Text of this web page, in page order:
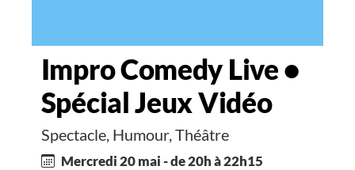
Impro Comedy Live •
Spécial Jeux Vidéo
Spectacle, Humour, Théâtre
Mercredi 20 mai - de 20h à 22h15